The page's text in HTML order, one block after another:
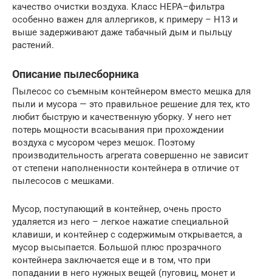
качество очистки воздуха. Класс НЕРА–фильтра
особенно важен для аллергиков, к примеру – Н13 и
выше задерживают даже табачный дым и пыльцу
растений.
Описание пылесборника
Пылесос со съемным контейнером вместо мешка для
пыли и мусора — это правильное решение для тех, кто
любит быструю и качественную уборку. У него нет
потерь мощности всасывания при прохождении
воздуха с мусором через мешок. Поэтому
производительность агрегата совершенно не зависит
от степени наполненности контейнера в отличие от
пылесосов с мешками.
Мусор, поступающий в контейнер, очень просто
удаляется из него – легкое нажатие специальной
клавиши, и контейнер с содержимым открывается, а
мусор высыпается. Большой плюс прозрачного
контейнера заключается еще и в том, что при
попадании в него нужных вещей (пуговиц, монет и